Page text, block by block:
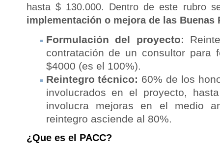
hasta $ 130.000. Dentro de este rubro
implementación o mejora de las Buenas
Formulación del proyecto:
contratación de un consultor para
$4000 (es el 100%).
Reintegro técnico: 60% de los
involucrados en el proyecto,
involucra mejoras en el medio
reintegro asciende al 80%.
¿Que es el PACC?